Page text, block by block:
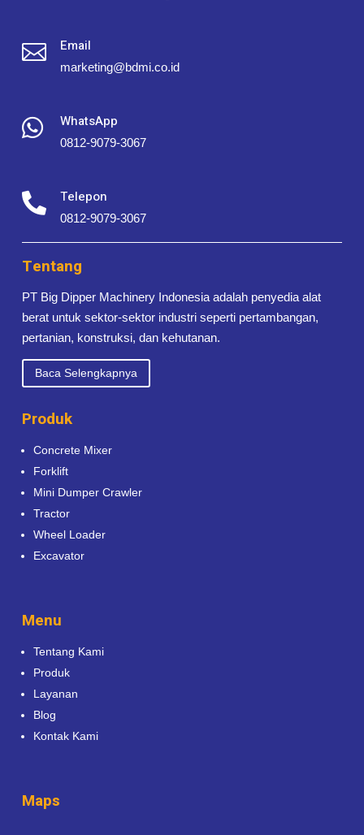
 Email
marketing@bdmi.co.id
 WhatsApp
0812-9079-3067
 Telepon
0812-9079-3067
Tentang
PT Big Dipper Machinery Indonesia adalah penyedia alat
berat untuk sektor-sektor industri seperti pertambangan,
pertanian, konstruksi, dan kehutanan.
Baca Selengkapnya
Produk
Concrete Mixer
Forklift
Mini Dumper Crawler
Tractor
Wheel Loader
Excavator
Menu
Tentang Kami
Produk
Layanan
Blog
Kontak Kami
Maps